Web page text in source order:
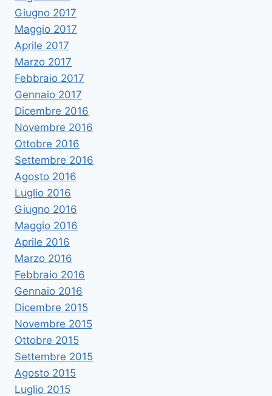
Giugno 2017
Maggio 2017
Aprile 2017
Marzo 2017
Febbraio 2017
Gennaio 2017
Dicembre 2016
Novembre 2016
Ottobre 2016
Settembre 2016
Agosto 2016
Luglio 2016
Giugno 2016
Maggio 2016
Aprile 2016
Marzo 2016
Febbraio 2016
Gennaio 2016
Dicembre 2015
Novembre 2015
Ottobre 2015
Settembre 2015
Agosto 2015
Luglio 2015